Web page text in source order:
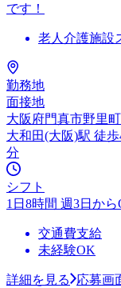
です！
老人介護施設
勤務地
面接地
大阪府門真市野里
大和田(大阪)駅 徒
分
シフト
1日8時間 週3日から
交通費支給
未経験OK
詳細を見る
応募画